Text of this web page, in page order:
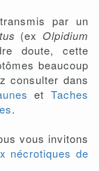
par un
(ex Olpidium
doute, cette
beaucoup
consulter dans
etTaches
.
vous invitons
nécrotiques de